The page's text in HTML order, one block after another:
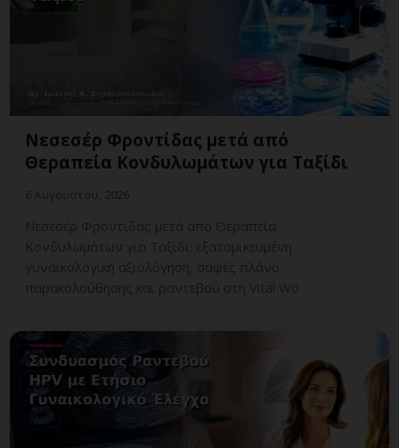
Νεσεσέρ Φροντίδας μετά από
Θεραπεία Κονδυλωμάτων για Ταξίδι
Νεσεσέρ Φροντίδας μετά από Θεραπεία
Κονδυλωμάτων για Ταξίδι: εξατομικευμένη
γυναικολογική αξιολόγηση, σαφές πλάνο
παρακολούθησης και ραντεβού στη Vital Wo